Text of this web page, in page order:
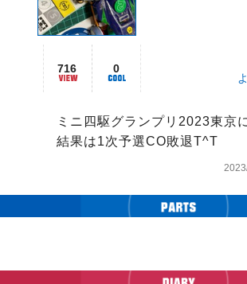
716 0
ミニ四駆グランプリ2023東京
結果は1次予選CO敗退T^T